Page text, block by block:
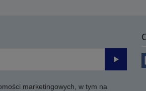
Prześlij
marketingowych, w tym na